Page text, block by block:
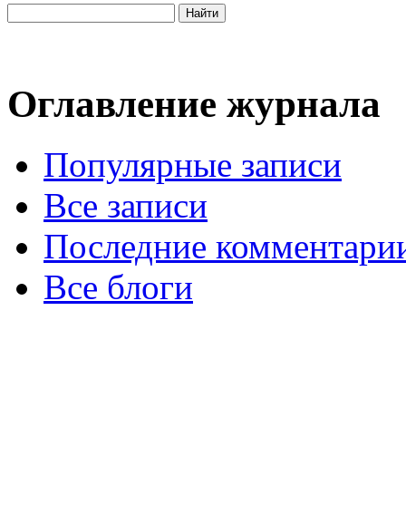
Оглавление журнала
Популярные записи
Все записи
Последние
Все блоги